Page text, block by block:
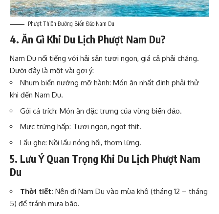
Phượt Thiên Đường Biển Đảo Nam Du
4. Ăn Gì Khi Du Lịch Phượt Nam Du?
Nam Du nổi tiếng với hải sản tươi ngon, giá cả phải chăng.
Dưới đây là một vài gợi ý:
Nhum biển nướng mỡ hành: Món ăn nhất định phải thử
khi đến Nam Du.
Gỏi cá trích: Món ăn đặc trưng của vùng biển đảo.
Mực trứng hấp: Tươi ngon, ngọt thịt.
Lẩu ghẹ: Nồi lẩu nóng hổi, thơm lừng.
5. Lưu Ý Quan Trọng Khi Du Lịch Phượt Nam
Du
Thời tiết: Nên đi Nam Du vào mùa khô (tháng 12 – tháng
5) để tránh mưa bão.